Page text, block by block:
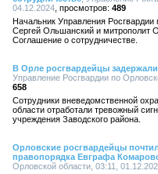
04.12.2024
489
Начальник Управления Росгвардии
Сергей Ольшанский и митрополит
Соглашение о сотрудничестве.
В Орле росгвардейцы
Управление Росгвардии по
658
Сотрудники вневедомственной
области отработали тревожный
учреждения Заводского района.
Орловские росгвардейцы
правопорядка Евграфа
Орловской области, 03:11,